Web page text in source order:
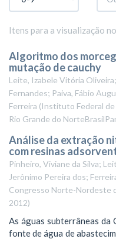
Itens para a visualização
Algoritmo dos
mutação de cauchy
Leite, Izabele Vitória
Fernandes; Paiva, Fábio
Ferreira (Instituto Federal de
Rio Grande do
Análise da extração
com resinas
Pinheiro, Viviane da Silva;
Jerônimo Pereira dos;
Congresso Norte-Nordeste
2012)
As águas subterrâneas da
fonte de água de